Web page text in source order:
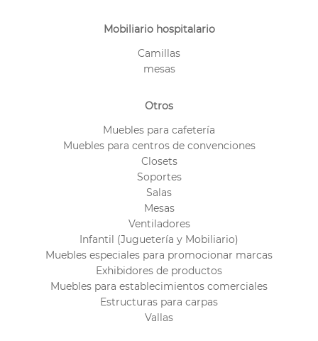
Mobiliario hospitalario
Camillas
mesas
Otros
Muebles para cafetería
Muebles para centros de convenciones
Closets
Soportes
Salas
Mesas
Ventiladores
Infantil (Juguetería y Mobiliario)
Muebles especiales para promocionar marcas
Exhibidores de productos
Muebles para establecimientos comerciales
Estructuras para carpas
Vallas